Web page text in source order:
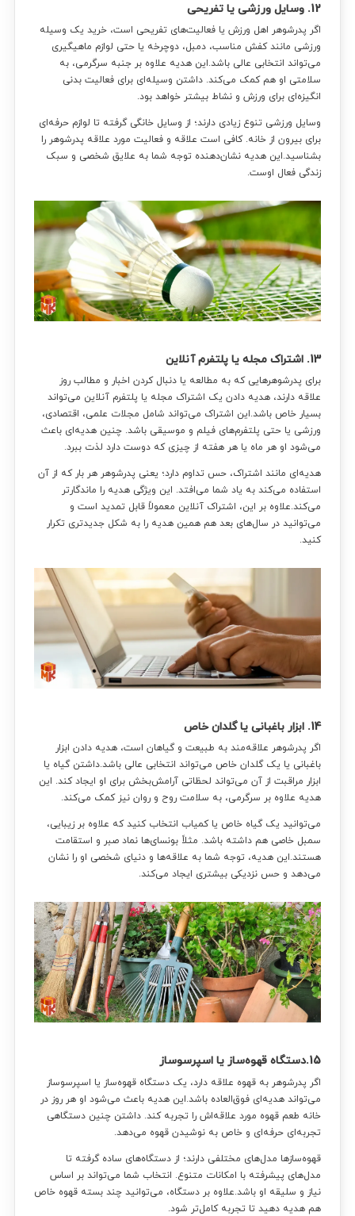
12. وسایل ورزشی یا تفریحی
اگر پدرشوهر اهل ورزش یا فعالیت‌های تفریحی است، خرید یک وسیله
ورزشی مانند کفش مناسب، دمبل، دوچرخه یا حتی لوازم ماهیگیری
می‌تواند انتخابی عالی باشد.این هدیه علاوه بر جنبه سرگرمی، به
سلامتی او هم کمک می‌کند. داشتن وسیله‌ای برای فعالیت بدنی
انگیزه‌ای برای ورزش و نشاط بیشتر خواهد بود.
وسایل ورزشی تنوع زیادی دارند؛ از وسایل خانگی گرفته تا لوازم حرفه‌ای
برای بیرون از خانه. کافی است علاقه و فعالیت مورد علاقه پدرشوهر را
بشناسید.این هدیه نشان‌دهنده توجه شما به علایق شخصی و سبک
زندگی فعال اوست.
13. اشتراک مجله یا پلتفرم آنلاین
برای پدرشوهرهایی که به مطالعه یا دنبال کردن اخبار و مطالب روز
علاقه دارند، هدیه دادن یک اشتراک مجله یا پلتفرم آنلاین می‌تواند
بسیار خاص باشد.این اشتراک می‌تواند شامل مجلات علمی، اقتصادی،
ورزشی یا حتی پلتفرم‌های فیلم و موسیقی باشد. چنین هدیه‌ای باعث
می‌شود او هر ماه یا هر هفته از چیزی که دوست دارد لذت ببرد.
هدیه‌ای مانند اشتراک، حس تداوم دارد؛ یعنی پدرشوهر هر بار که از آن
استفاده می‌کند به یاد شما می‌افتد. این ویژگی هدیه را ماندگارتر
می‌کند.علاوه بر این، اشتراک آنلاین معمولاً قابل تمدید است و
می‌توانید در سال‌های بعد هم همین هدیه را به شکل جدیدتری تکرار
کنید.
14. ابزار باغبانی یا گلدان خاص
اگر پدرشوهر علاقه‌مند به طبیعت و گیاهان است، هدیه دادن ابزار
باغبانی یا یک گلدان خاص می‌تواند انتخابی عالی باشد.داشتن گیاه یا
ابزار مراقبت از آن می‌تواند لحظاتی آرامش‌بخش برای او ایجاد کند. این
هدیه علاوه بر سرگرمی، به سلامت روح و روان نیز کمک می‌کند.
می‌توانید یک گیاه خاص یا کمیاب انتخاب کنید که علاوه بر زیبایی،
سمبل خاصی هم داشته باشد. مثلاً بونسای‌ها نماد صبر و استقامت
هستند.این هدیه، توجه شما به علاقه‌ها و دنیای شخصی او را نشان
می‌دهد و حس نزدیکی بیشتری ایجاد می‌کند.
15.دستگاه قهوه‌ساز یا اسپرسوساز
اگر پدرشوهر به قهوه علاقه دارد، یک دستگاه قهوه‌ساز یا اسپرسوساز
می‌تواند هدیه‌ای فوق‌العاده باشد.این هدیه باعث می‌شود او هر روز در
خانه طعم قهوه مورد علاقه‌اش را تجربه کند. داشتن چنین دستگاهی
تجربه‌ای حرفه‌ای و خاص به نوشیدن قهوه می‌دهد.
قهوه‌سازها مدل‌های مختلفی دارند؛ از دستگاه‌های ساده گرفته تا
مدل‌های پیشرفته با امکانات متنوع. انتخاب شما می‌تواند بر اساس
نیاز و سلیقه او باشد.علاوه بر دستگاه، می‌توانید چند بسته قهوه خاص
هم هدیه دهید تا تجربه کامل‌تر شود.